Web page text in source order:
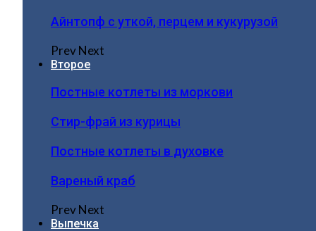
Айнтопф с уткой, перцем и кукурузой
PrevNext
Второе
Постные котлеты из моркови
Стир-фрай из курицы
Постные котлеты в духовке
Вареный краб
PrevNext
Выпечка